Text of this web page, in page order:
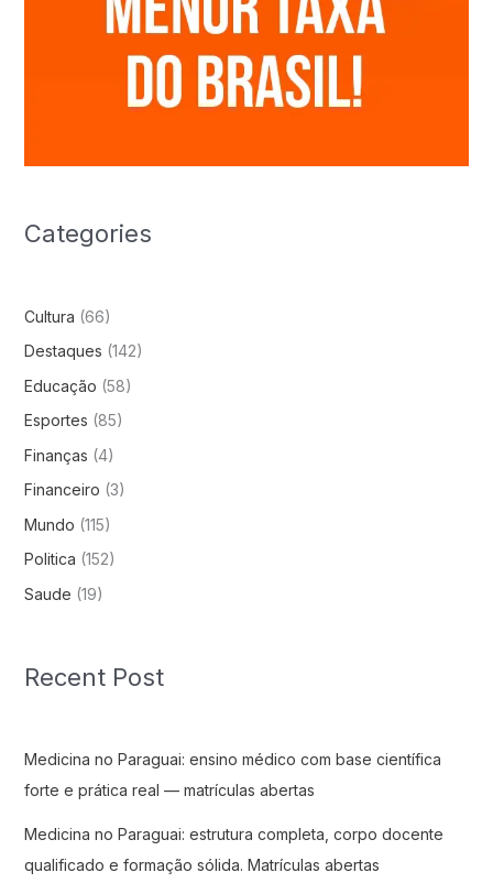
Categories
Cultura (66)
Destaques (142)
Educação (58)
Esportes (85)
Finanças (4)
Financeiro (3)
Mundo (115)
Politica (152)
Saude (19)
Recent Post
Medicina no Paraguai: ensino médico com base científica
forte e prática real — matrículas abertas
Medicina no Paraguai: estrutura completa, corpo docente
qualificado e formação sólida. Matrículas abertas